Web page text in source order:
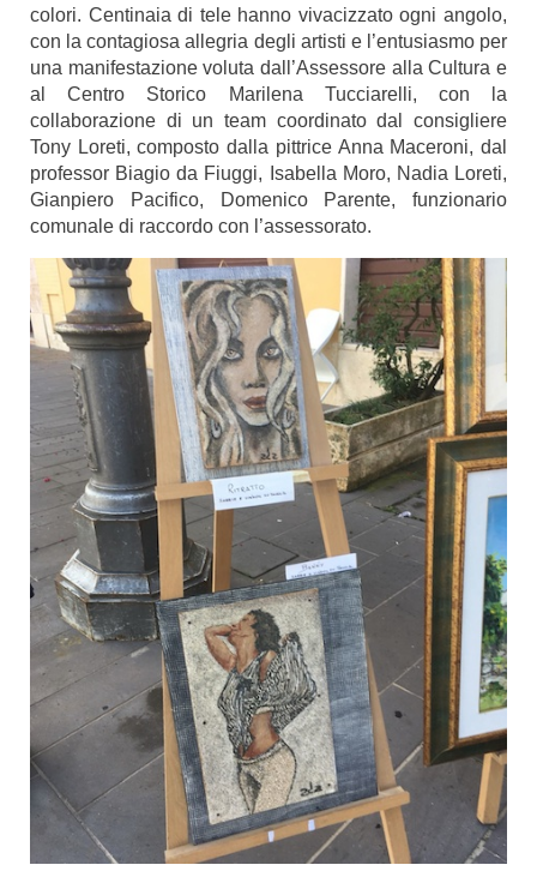
colori. Centinaia di tele hanno vivacizzato ogni angolo,
con la contagiosa allegria degli artisti e l’entusiasmo per
una manifestazione voluta dall’Assessore alla Cultura e
al Centro Storico Marilena Tucciarelli, con la
collaborazione di un team coordinato dal consigliere
Tony Loreti, composto dalla pittrice Anna Maceroni, dal
professor Biagio da Fiuggi, Isabella Moro, Nadia Loreti,
Gianpiero Pacifico, Domenico Parente, funzionario
comunale di raccordo con l’assessorato.